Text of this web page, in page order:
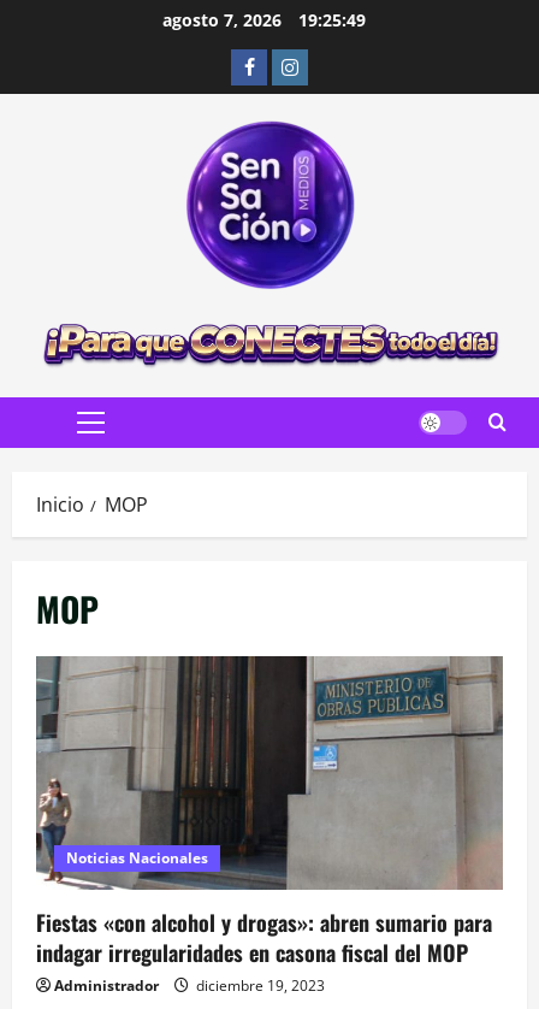
agosto 7, 2026 19:25:50
FacebookInstagram
Menú
Inicio MOP
MOP
Noticias Nacionales
Fiestas «con alcohol y drogas»: abren sumario para
indagar irregularidades en casona fiscal del MOP
Administrador diciembre 19, 2023